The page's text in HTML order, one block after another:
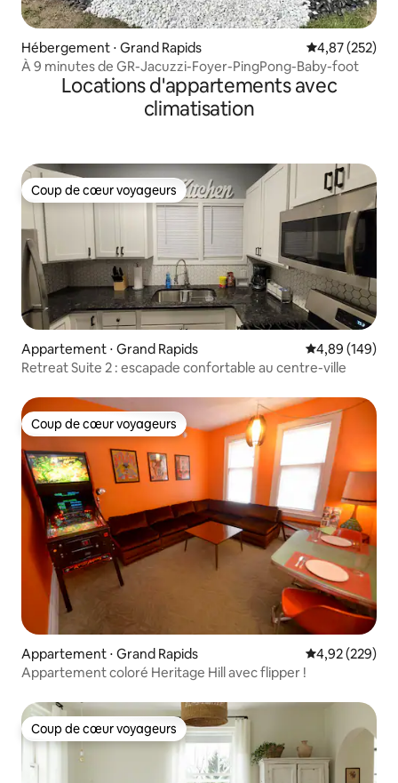
Hébergement ⋅ Grand Rapids Évaluation
4,87 (252)
À 9 minutes de GR-Jacuzzi-Foyer-PingPong-Baby-foot
Locations d'appartements avec
climatisation
Coup de cœur voyageurs
Coup de cœur voyageurs
Appartement ⋅ Grand Rapids Évaluation
4,89 (149)
Retreat Suite 2 : escapade confortable au centre-ville
Coup de cœur voyageurs
Coup de cœur voyageurs
Appartement ⋅ Grand Rapids Évaluation
4,92 (229)
Appartement coloré Heritage Hill avec flipper !
Coup de cœur voyageurs
Coup de cœur voyageurs